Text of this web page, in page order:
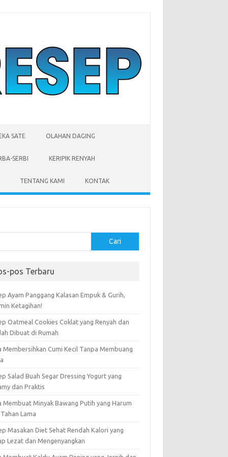
SATE OLAHAN DAGING
SERBI KERIPIK RENYAH
TENTANG KAMI KONTAK
Cari
pos Terbaru
Ayam Panggang Kalasan Empuk & Gurih,
Ketagihan!
Oatmeal Cookies Coklat yang Renyah dan
Dibuat di Rumah
Membersihkan Cumi Kecil Tanpa Membuang
Salad Buah Segar Dressing Yogurt yang
dan Praktis
Membuat Minyak Bawang Putih yang Harum
Lama
Masakan Diet Sehat Rendah Kalori yang
Lezat dan Mengenyangkan